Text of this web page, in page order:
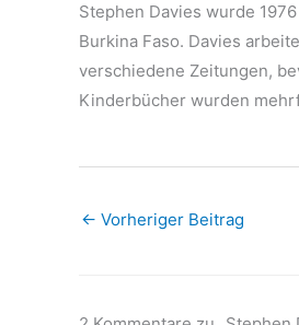
Stephen Davies wurde
Burkina Faso. Davies
verschiedene Zeitungen,
Kinderbücher wurden
← Vorheriger Beitrag